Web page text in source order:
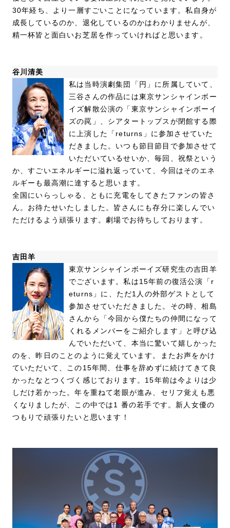
30年経ち、より一層すごいことになっています。私自身が
成長しているのか、退化しているのかはわかりませんが、
精一杯皆と面白いお芝居を作っていければと思います。
谷川清美
私は当時演劇集団「円」に所属していて、
三谷さんの作品には東京サンシャインボー
イズ解散公演の「東京サンシャインボーイ
ズの罠」、シアタートップスが閉館する際
に上演した「returns」に参加させていた
だきました。いつも節目節目で参加させて
いただいているせいか、毎回、祝祭という
か、すごいエネルギーに溢れ返っていて、今回はそのエネ
ルギーも最高潮に達すると思います。
全国にいらっしゃる、ともに充電をしてきたファンの皆さ
ん。お待たせいたしました。皆さんにも存分に楽しんでい
ただけるよう頑張ります。劇場でお待ちしております。
吉田羊
東京サンシャインボーイズ研究生の吉田羊
でございます。私は15年前の復活公演「r
eturns」に、ただ1人の外部ゲストとして
参加させていただきました。その時、相島
さんから「今回から僕たちの仲間になって
くれるメンバーをご紹介します」と呼び込
んでいただいて、本当に驚いて嬉しかった
のを、昨日のことのように覚えています。またお声をかけ
ていただいて、この15年間、仕事を辞めずに続けてきて良
かったなとつくづく感じております。15年前は今よりは少
しだけ若かった。年を重ねて老眼が進み、セリフ覚えも悪
くなりましたが、この中では1 番の若手です。新人女優の
つもりで頑張りたいと思います！